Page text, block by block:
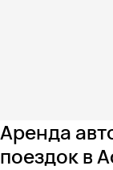
Аренда
поездок в